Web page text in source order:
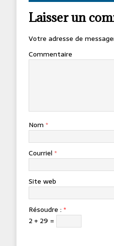
Laisser un
Votre adresse de
Commentaire
Nom *
Courriel *
Site web
Résoudre : *
2 + 29 =